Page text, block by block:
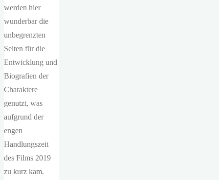
werden hier
wunderbar die
unbegrenzten
Seiten für die
Entwicklung und
Biografien der
Charaktere
genutzt, was
aufgrund der
engen
Handlungszeit
des Films 2019
zu kurz kam.